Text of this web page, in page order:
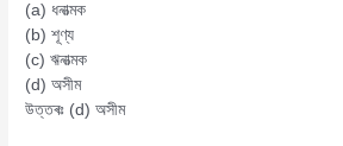
(a) ধনাত্মক
(b) শূণ্য
(c) ঋনাত্মক
(d) অসীম
উত্তৰঃ (d) অসীম